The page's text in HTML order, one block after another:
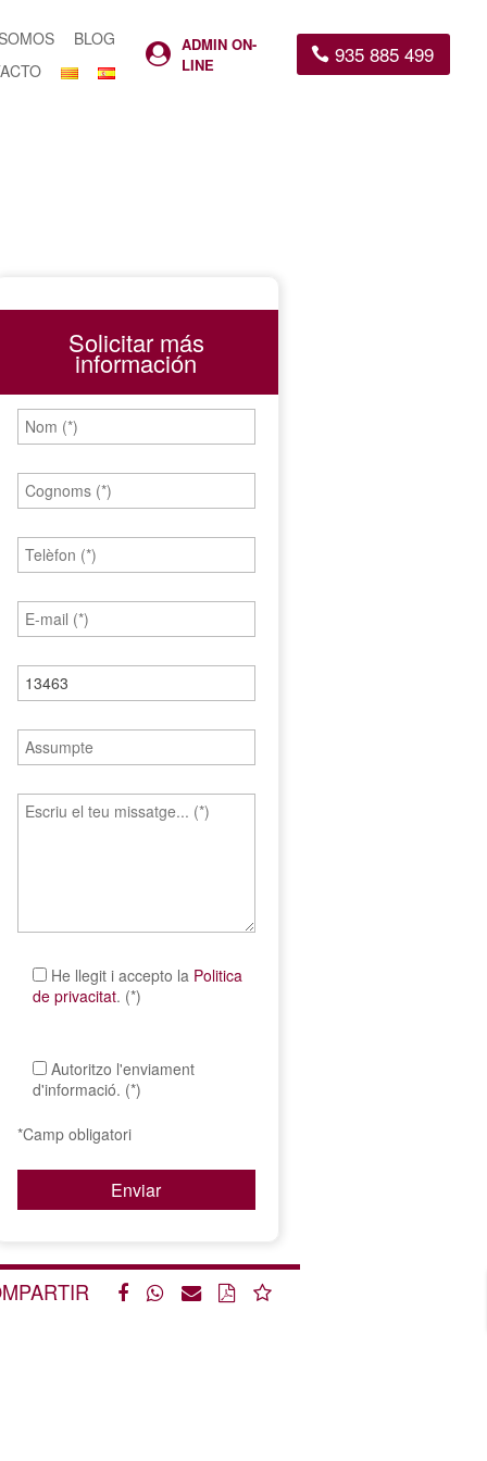
BLOG
 ADMIN ON-
LINE
935 885 499
Solicitar más
información
He llegit i accepto la Politica
de privacitat. (*)
Autoritzo l'enviament
d'informació. (*)
*Camp obligatori